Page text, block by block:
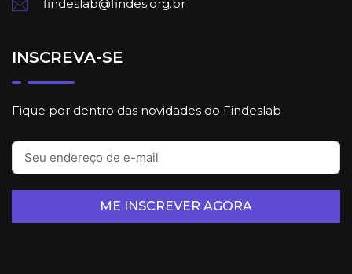
findeslab@findes.org.br
INSCREVA-SE
Fique por dentro das novidades do Findeslab
ME INSCREVER AGORA